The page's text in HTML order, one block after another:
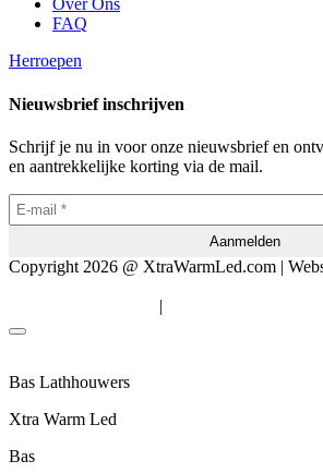
Over Ons
FAQ
Herroepen
Nieuwsbrief inschrijven
Schrijf je nu in voor onze nieuwsbrief en
en aantrekkelijke korting via de mail.
Copyright 2026 @ XtraWarmLed.com |
|
Bas Lathhouwers
Xtra Warm Led
Bas